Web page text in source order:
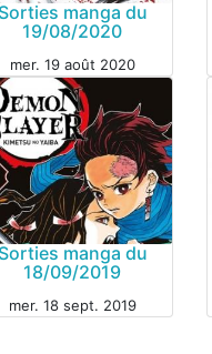
Sorties manga du
19/08/2020
mer. 19 août 2020
Sorties manga du
18/09/2019
mer. 18 sept. 2019